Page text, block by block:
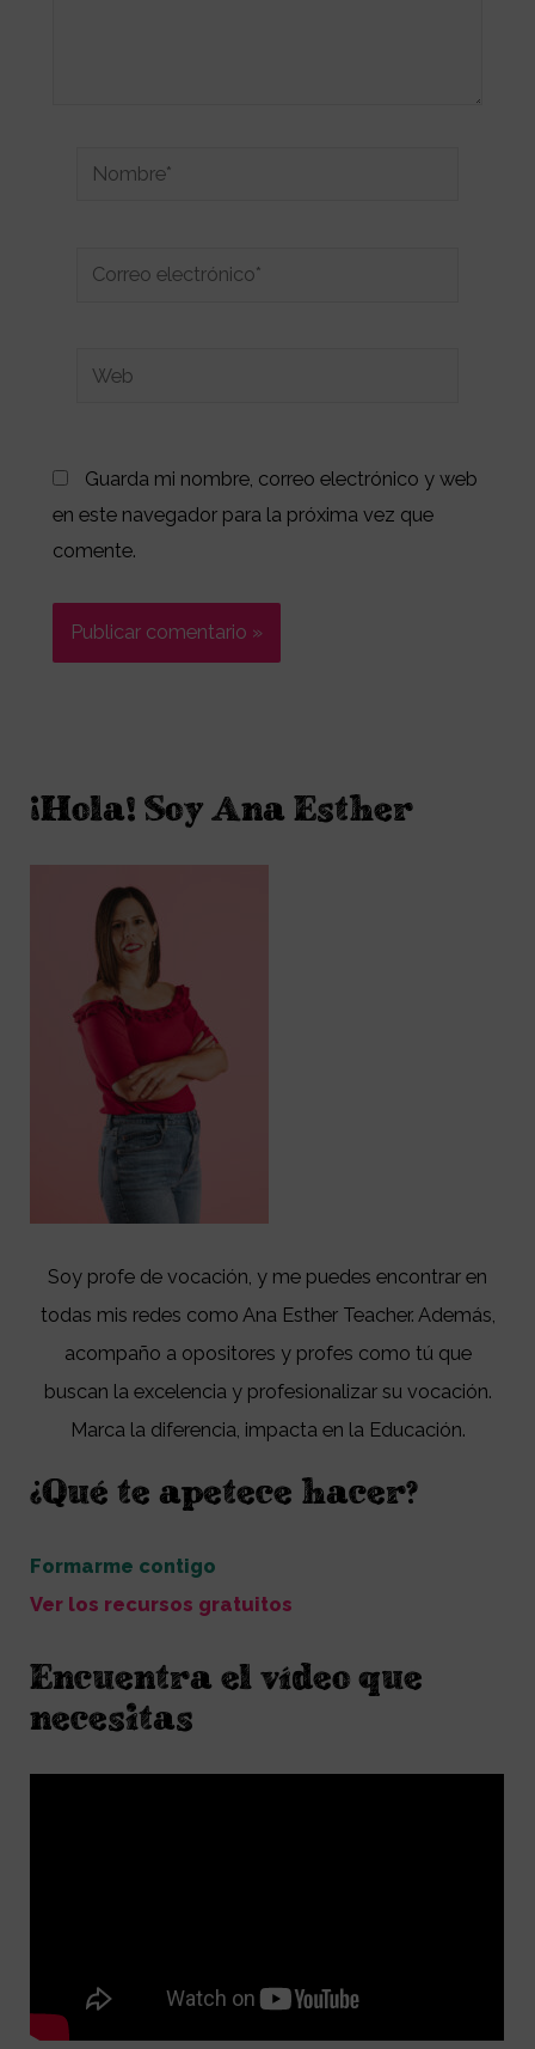
Nombre*
Correo
Web
Guarda mi nombre, correo electrónico y web
en este navegador para la próxima vez que
comente.
¡Hola! Soy Ana Esther
Soy profe de vocación, y me puedes encontrar en
todas mis redes como Ana Esther Teacher. Además,
acompaño a opositores y profes como tú que
buscan la excelencia y profesionalizar su vocación.
Marca la diferencia, impacta en la Educación.
¿Qué te apetece hacer?
Formarme contigo
Ver los recursos gratuitos
Encuentra el vídeo que
necesitas